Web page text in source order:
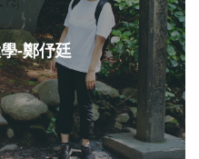
-鄭伃廷